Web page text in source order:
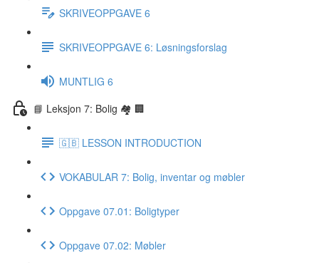
SKRIVEOPPGAVE 6
SKRIVEOPPGAVE 6: Løsningsforslag
MUNTLIG 6
📘 Leksjon 7: Bolig 🏘 🏢
🇬🇧 LESSON INTRODUCTION
VOKABULAR 7: Bolig, inventar og møbler
Oppgave 07.01: Boligtyper
Oppgave 07.02: Møbler